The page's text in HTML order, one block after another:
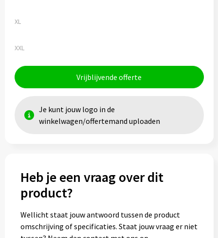
XL
XXL
Vrijblijvende offerte
Je kunt jouw logo in de
winkelwagen/offertemand uploaden
Heb je een vraag over dit
product?
Wellicht staat jouw antwoord tussen de product
omschrijving of specificaties. Staat jouw vraag er niet